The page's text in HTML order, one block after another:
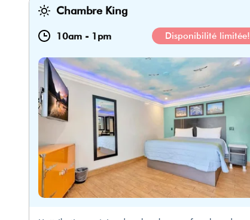
Chambre King
10am - 1pm Disponibilité limitée!